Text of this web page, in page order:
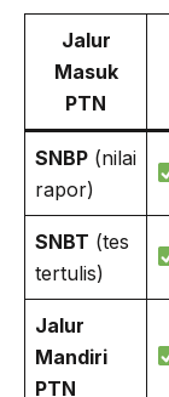
Jalur
Masuk
PTN
SNBP (nilai
rapor)
SNBT (tes
tertulis)
Jalur
Mandiri
PTN